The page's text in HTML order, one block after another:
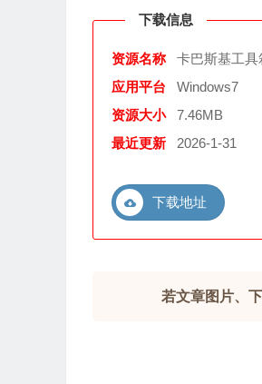
下载信息
资源名称
卡巴斯基工具
应用平台
Windows7
资源大小
7.46MB
最近更新
2026-1-31
下载地址
若文章图片、